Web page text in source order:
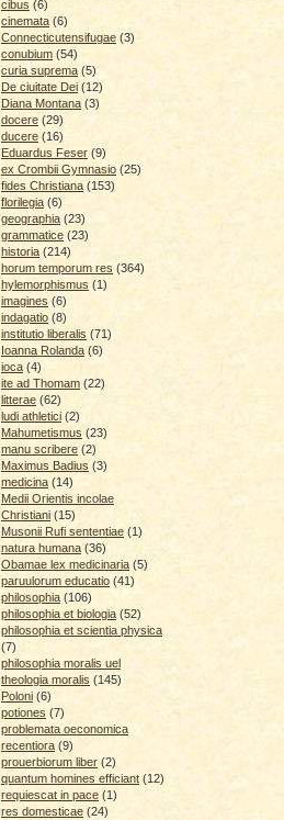
cibus (6)
cinemata (6)
Connecticutensifugae (3)
conubium (54)
curia suprema (5)
De ciuitate Dei (12)
Diana Montana (3)
docere (29)
ducere (16)
Eduardus Feser (9)
ex Crombii Gymnasio (25)
fides Christiana (153)
florilegia (6)
geographia (23)
grammatice (23)
historia (214)
horum temporum res (364)
hylemorphismus (1)
imagines (6)
indagatio (8)
institutio liberalis (71)
Ioanna Rolanda (6)
ioca (4)
ite ad Thomam (22)
litterae (62)
ludi athletici (2)
Mahumetismus (23)
manu scribere (2)
Maximus Badius (3)
medicina (14)
Medii Orientis incolae
Christiani (15)
Musonii Rufi sententiae (1)
natura humana (36)
Obamae lex medicinaria (5)
paruulorum educatio (41)
philosophia (106)
philosophia et biologia (52)
philosophia et scientia physica
(7)
philosophia moralis uel
theologia moralis (145)
Poloni (6)
potiones (7)
problemata oeconomica
recentiora (9)
prouerbiorum liber (2)
quantum homines efficiant (12)
requiescat in pace (1)
res domesticae (24)